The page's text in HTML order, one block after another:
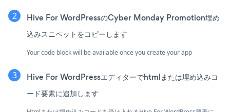
Hive For WordPressのCyber Monday Promotion埋め
込みスニペットをコピーします
Your code block will be available once you create your app
Hive For WordPressエディターでhtmlまたは埋め込みコ
ード要素に追加します